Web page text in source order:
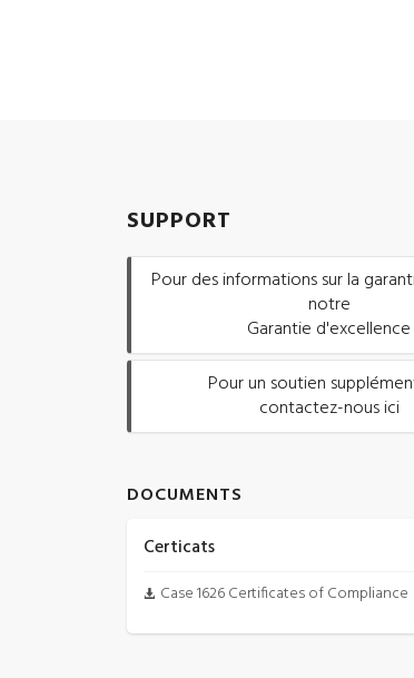
SUPPORT
Pour des informations sur la
notre
Garantie d'excellence
Pour un soutien
contactez-nous ici
DOCUMENTS
Certicats
Case 1626 Certificates of Compliance